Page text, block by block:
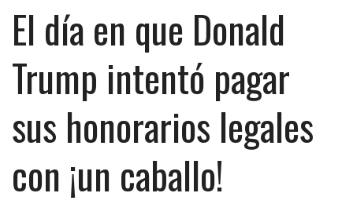
El día en que Donald
Trump intentó pagar
sus honorarios legales
con ¡un caballo!